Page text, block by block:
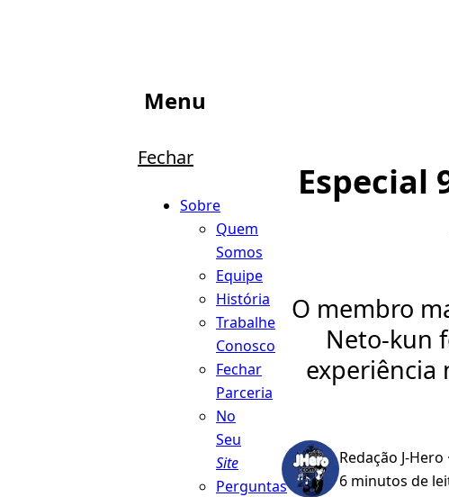
Menu
Fechar
Sobre
Quem
Somos
Equipe
História
Trabalhe
Conosco
Fechar
Parceria
No
Seu
Site
Perguntas
Especial
O membro
Neto-kun
experiência
Redação J-Hero
6 minutos de